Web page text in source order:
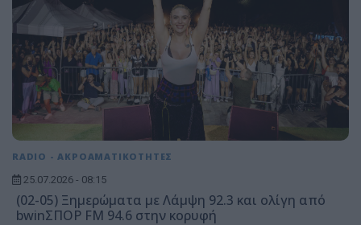
RADIO - ΑΚΡΟΑΜΑΤΙΚΟΤΗΤΕΣ
25.07.2026 - 08:15
(02-05) Ξημερώματα με Λάμψη 92.3 και ολίγη από
bwinΣΠΟΡ FM 94.6 στην κορυφή